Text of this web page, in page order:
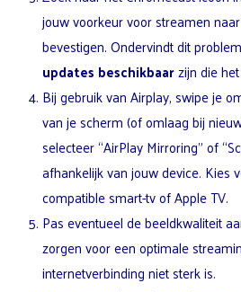
jouw voorkeur voor streamen
bevestigen. Ondervindt dit
updates beschikbaarzijn die
Bij gebruik van Airplay, swipe je
van je scherm (of omlaag bij
selecteer “AirPlay Mirroring” of
afhankelijk van jouw device. Kies
compatible smart-tv of Apple TV.
Pas eventueel de beeldkwaliteit
zorgen voor een optimale
internetverbinding niet sterk is.